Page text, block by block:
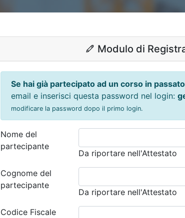
Modulo di
Se hai già partecipato ad un corso in passato
email e inserisci questa password nel login:
modificare la password dopo il primo login.
Nome del
partecipante
Da riportare nell'Attestato
Cognome del
partecipante
Da riportare nell'Attestato
Codice Fiscale